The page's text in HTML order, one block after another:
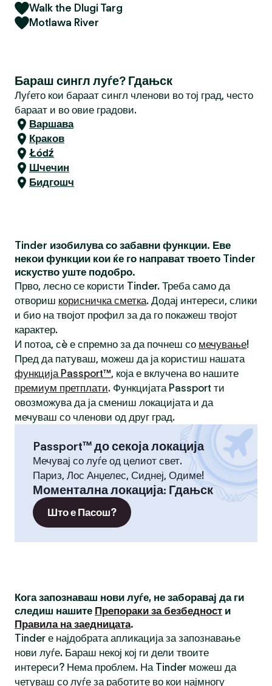
Walk the Dlugi Targ
Motlawa River
Бараш сингл луѓе? Гдањск
Луѓето кои бараат сингл членови во тој град, често
бараат и во овие градови.
Варшава
Краков
Łódź
Шчечин
Бидгошч
Tinder изобилува со забавни функции. Еве
некои функции кои ќе го направат твоето Tinder
искуство уште подобро.
Прво, лесно се користи Tinder. Треба само да
отвориш корисничка сметка. Додај интереси, слики
и био на твојот профил за да го покажеш твојот
карактер.
И потоа, сè е спремно за да почнеш со мечување!
Пред да патуваш, можеш да ја користиш нашата
функција Passport™, која е вклучена во нашите
премиум претплати. Функцијата Passport ти
овозможува да ја смениш локацијата и да
мечуваш со членови од друг град.
Passport™ до секоја локација
Мечувај со луѓе од целиот свет.
Париз, Лос Анџелес, Сиднеј, Одиме!
Моментална локација: Гдањск
Што е Пасош?
Кога запознаваш нови луѓе, не заборавај да ги
следиш нашите Препораки за безбедност и
Правила на заедницата.
Tinder е најдобрата апликација за запознавање
нови луѓе. Бараш некој кој ги дели твоите
интереси? Нема проблем. На Tinder можеш да
четуваш со луѓе за работите во кои најмногу